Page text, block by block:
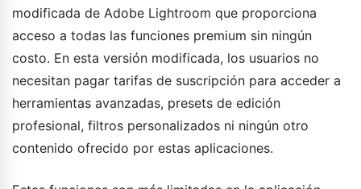
modificada de Adobe Lightroom que proporciona
acceso a todas las funciones premium sin ningún
costo. En esta versión modificada, los usuarios no
necesitan pagar tarifas de suscripción para acceder a
herramientas avanzadas, presets de edición
profesional, filtros personalizados ni ningún otro
contenido ofrecido por estas aplicaciones.